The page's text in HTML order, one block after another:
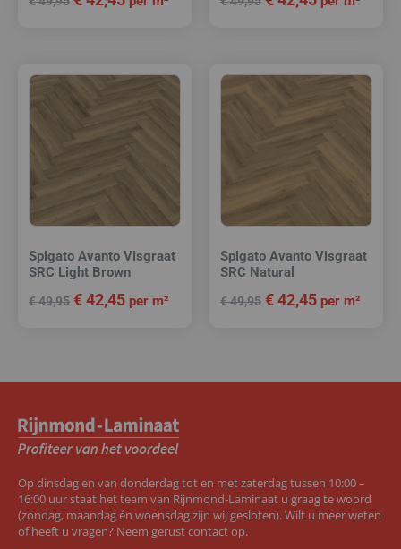
Spigato Avanto Visgraat
SRC Light Brown
€49,95 €42,45 per m²
Spigato Avanto Visgraat
SRC Natural
€49,95 €42,45 per m²
Op dinsdag en van donderdag tot en met zaterdag tussen 10:00 –
16:00 uur staat het team van Rijnmond-Laminaat u graag te woord
(zondag, maandag én woensdag zijn wij gesloten). Wilt u meer weten
of heeft u vragen? Neem gerust contact op.